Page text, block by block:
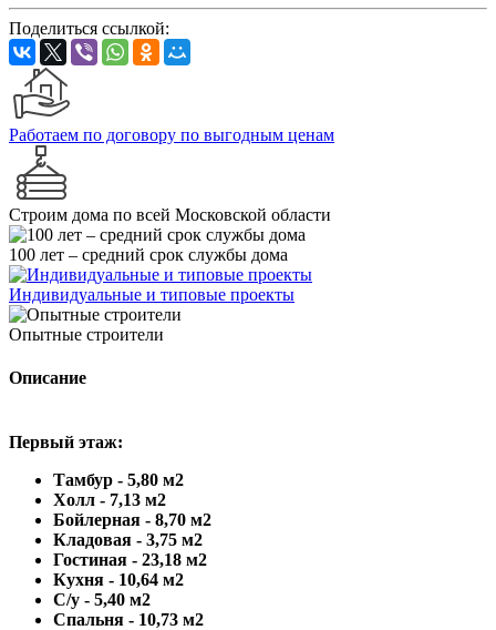
Поделиться ссылкой:
Работаем по договору по выгодным ценам
Строим дома по всей Московской области
100 лет – средний срок службы дома
Индивидуальные и типовые проекты
Опытные строители
Описание
Первый этаж:
Тамбур - 5,80 м2
Холл - 7,13 м2
Бойлерная - 8,70 м2
Кладовая - 3,75 м2
Гостиная - 23,18 м2
Кухня - 10,64 м2
С/у - 5,40 м2
Спальня - 10,73 м2